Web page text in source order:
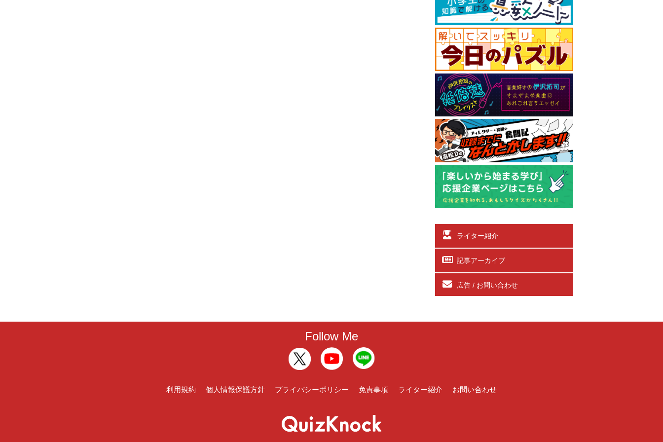
ライター紹介
記事アーカイブ
広告 / お問い合わせ
Follow Me
利用規約 個人情報保護方針 プライバシーポリシー 免責事項 ライター紹介 お問い合わせ